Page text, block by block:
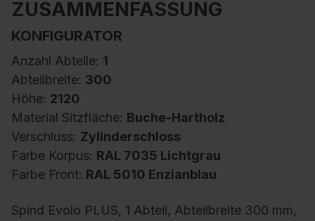
ZUSAMMENFASSUNG
KONFIGURATOR
Anzahl Abteile: 1
Abteilbreite: 300
Höhe: 2120
Material Sitzfläche: Buche-Hartholz
Verschluss: Zylinderschloss
Farbe Korpus: RAL 7035 Lichtgrau
Farbe Front: RAL 5010 Enzianblau
Spind Evolo PLUS, 1 Abteil, Abteilbreite 300 mm,